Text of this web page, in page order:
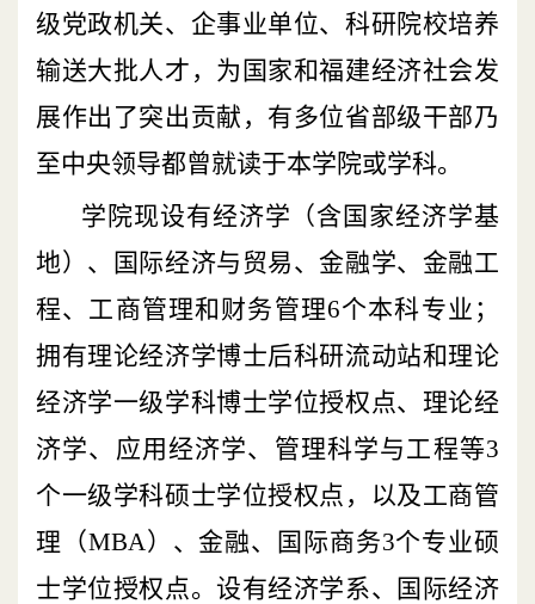
级党政机关、企事业单位、科研院校培养
输送大批人才，为国家和福建经济社会发
展作出了突出贡献，有多位省部级干部乃
至中央领导都曾就读于本学院或学科。
学院现设有经济学（含国家经济学基
地）、国际经济与贸易、金融学、金融工
程、工商管理和财务管理6个本科专业；
拥有理论经济学博士后科研流动站和理论
经济学一级学科博士学位授权点、理论经
济学、应用经济学、管理科学与工程等3
个一级学科硕士学位授权点，以及工商管
理（MBA）、金融、国际商务3个专业硕
士学位授权点。设有经济学系、国际经济